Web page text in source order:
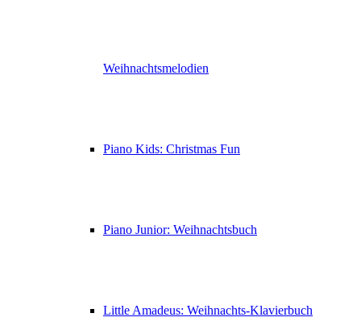
Weihnachtsmelodien
Piano Kids: Christmas Fun
Piano Junior: Weihnachtsbuch
Little Amadeus: Weihnachts-Klavierbuch